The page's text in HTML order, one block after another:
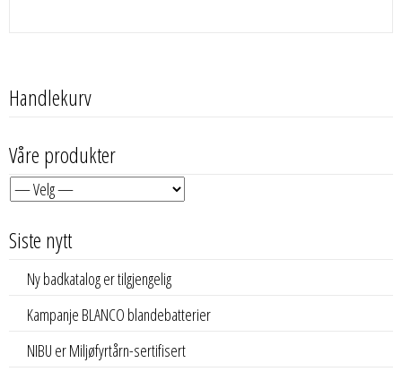
Handlekurv
Våre produkter
Siste nytt
Ny badkatalog er tilgjengelig
Kampanje BLANCO blandebatterier
NIBU er Miljøfyrtårn-sertifisert